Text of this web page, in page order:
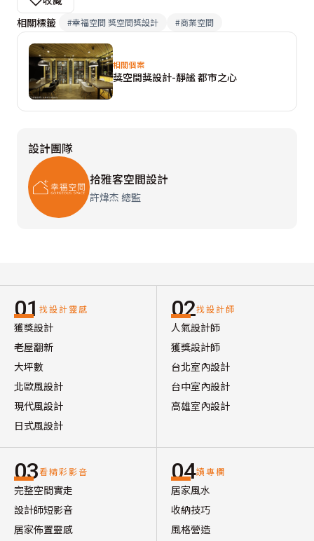
相關標籤
#幸福空間 獎空間獎設計 #商業空間
相關個案
獎空間獎設計-靜謐 都市之心
設計團隊
拾雅客空間設計
許煒杰 總監
01 找設計靈感
獲獎設計
老屋翻新
大坪數
北歐風設計
現代風設計
日式風設計
02找設計師
人氣設計師
獲獎設計師
台北室內設計
台中室內設計
高雄室內設計
03看精彩影音
完整空間實走
設計師短影音
居家佈置靈感
04讀專欄
居家風水
收納技巧
風格營造